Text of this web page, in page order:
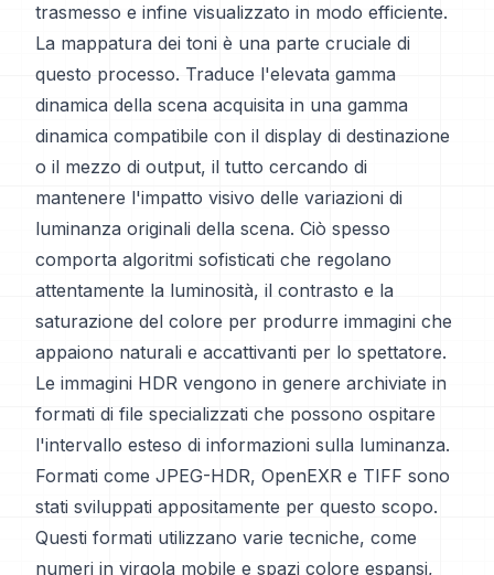
trasmesso e infine visualizzato in modo efficiente.
La mappatura dei toni è una parte cruciale di
questo processo. Traduce l'elevata gamma
dinamica della scena acquisita in una gamma
dinamica compatibile con il display di destinazione
o il mezzo di output, il tutto cercando di
mantenere l'impatto visivo delle variazioni di
luminanza originali della scena. Ciò spesso
comporta algoritmi sofisticati che regolano
attentamente la luminosità, il contrasto e la
saturazione del colore per produrre immagini che
appaiono naturali e accattivanti per lo spettatore.
Le immagini HDR vengono in genere archiviate in
formati di file specializzati che possono ospitare
l'intervallo esteso di informazioni sulla luminanza.
Formati come JPEG-HDR, OpenEXR e TIFF sono
stati sviluppati appositamente per questo scopo.
Questi formati utilizzano varie tecniche, come
numeri in virgola mobile e spazi colore espansi,